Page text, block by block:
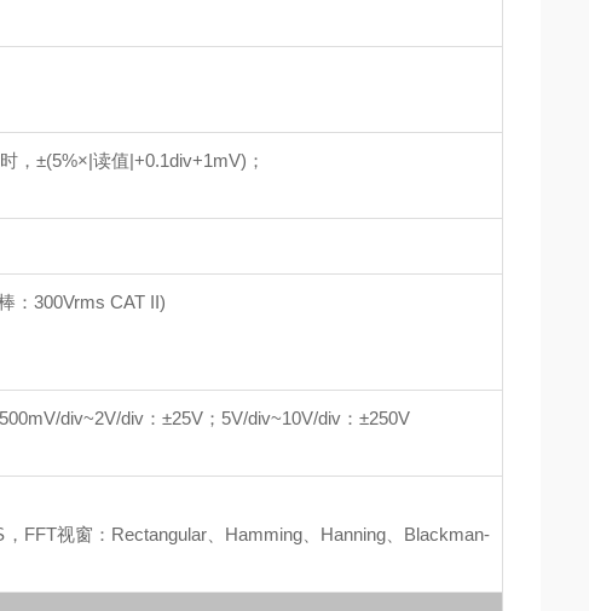
，±(5%×|读值|+0.1div+1mV)；
：300Vrms CAT II)
div~2V/div：±25V；5V/div~10V/div：±250V
FFT视窗：Rectangular、Hamming、Hanning、Blackman-